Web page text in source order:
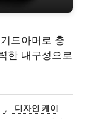
드아머로 충
한 내구성으로
,
디자인 케이